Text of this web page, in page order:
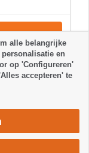
alle belangrijke
en
op 'Configureren'
accepteren' te